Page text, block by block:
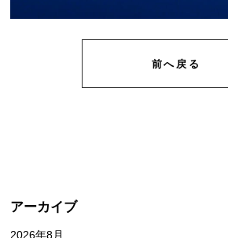
前へ戻る
アーカイブ
2026年8月